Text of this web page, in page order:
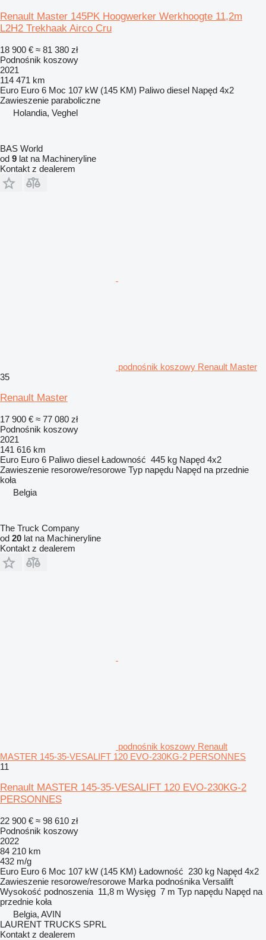
Renault Master 145PK Hoogwerker Werkhoogte 11,2m
L2H2 Trekhaak Airco Cru
18 900 € ≈ 81 380 zł
Podnośnik koszowy
2021
114 471 km
Euro Euro 6 Moc 107 kW (145 KM) Paliwo diesel Napęd 4x2
Zawieszenie paraboliczne
Holandia, Veghel
BAS World
od 9 lat na Machineryline
Kontakt z dealerem
podnośnik koszowy Renault Master
35
Renault Master
17 900 € ≈ 77 080 zł
Podnośnik koszowy
2021
141 616 km
Euro Euro 6 Paliwo diesel Ładowność 445 kg Napęd 4x2
Zawieszenie resorowe/resorowe Typ napędu Napęd na przednie
koła
Belgia
The Truck Company
od 20 lat na Machineryline
Kontakt z dealerem
podnośnik koszowy Renault
MASTER 145-35-VESALIFT 120 EVO-230KG-2 PERSONNES
11
Renault MASTER 145-35-VESALIFT 120 EVO-230KG-2
PERSONNES
22 900 € ≈ 98 610 zł
Podnośnik koszowy
2022
84 210 km
432 m/g
Euro Euro 6 Moc 107 kW (145 KM) Ładowność 230 kg Napęd 4x2
Zawieszenie resorowe/resorowe Marka podnośnika Versalift
Wysokość podnoszenia 11,8 m Wysięg 7 m Typ napędu Napęd na
przednie koła
Belgia, AVIN
LAURENT TRUCKS SPRL
Kontakt z dealerem